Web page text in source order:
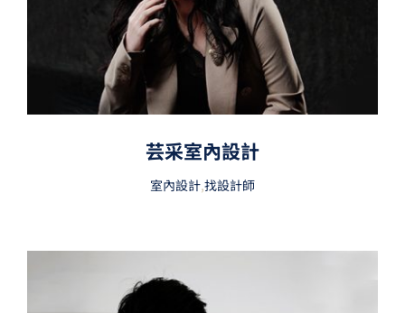
芸采室內設計
室內設計,找設計師